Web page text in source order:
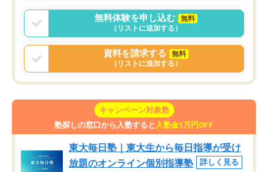
無料体験を申し込む
無料
（リストに追加する）
資料を請求する
無料
（リストに追加する）
キャンペーン対象塾
塾探しの窓口から入塾すると 入塾金1万円OFF
東大毎日塾｜東大生から毎日指導が受け
放題のオンライン個別指導塾
詳しく見る